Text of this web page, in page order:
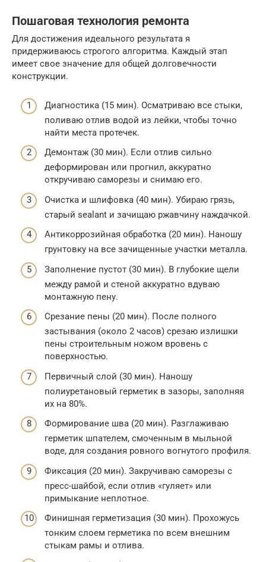
Пошаговая технология ремонта
Для достижения идеального результата я
придерживаюсь строгого алгоритма. Каждый этап
имеет свое значение для общей долговечности
конструкции.
Диагностика (15 мин). Осматриваю все стыки,
поливаю отлив водой из лейки, чтобы точно
найти места протечек.
Демонтаж (30 мин). Если отлив сильно
деформирован или прогнил, аккуратно
откручиваю саморезы и снимаю его.
Очистка и шлифовка (40 мин). Убираю грязь,
старый sealant и зачищаю ржавчину наждачкой.
Антикоррозийная обработка (20 мин). Наношу
грунтовку на все зачищенные участки металла.
Заполнение пустот (30 мин). В глубокие щели
между рамой и стеной аккуратно вдуваю
монтажную пену.
Срезание пены (20 мин). После полного
застывания (около 2 часов) срезаю излишки
пены строительным ножом вровень с
поверхностью.
Первичный слой (30 мин). Наношу
полиуретановый герметик в зазоры, заполняя
их на 80%.
Формирование шва (20 мин). Разглаживаю
герметик шпателем, смоченным в мыльной
воде, для создания ровного вогнутого профиля.
Фиксация (20 мин). Закручиваю саморезы с
пресс-шайбой, если отлив «гуляет» или
примыкание неплотное.
Финишная герметизация (30 мин). Прохожусь
тонким слоем герметика по всем внешним
стыкам рамы и отлива.